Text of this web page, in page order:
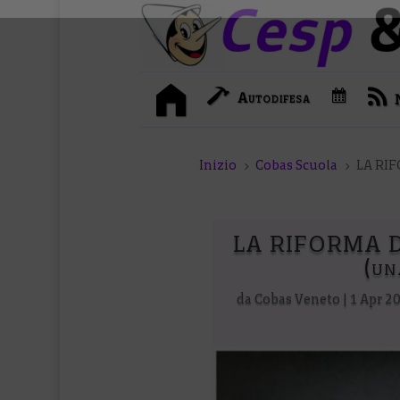
I
i
Autodifesa
a
Inizio 5 Cobas Scuola 5 LA
LA RIFORMA
da Cobas Veneto 1 Apr